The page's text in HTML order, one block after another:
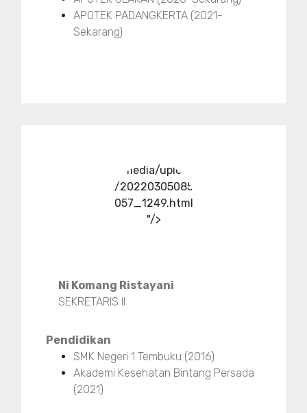
APOTEK PADANGKERTA (2021-
Sekarang)
../media/upload
/20220305085
057_1249.html
"/>
Ni Komang Ristayani
SEKRETARIS II
Pendidikan
SMK Negeri 1 Tembuku (2016)
Akademi Kesehatan Bintang Persada
(2021)